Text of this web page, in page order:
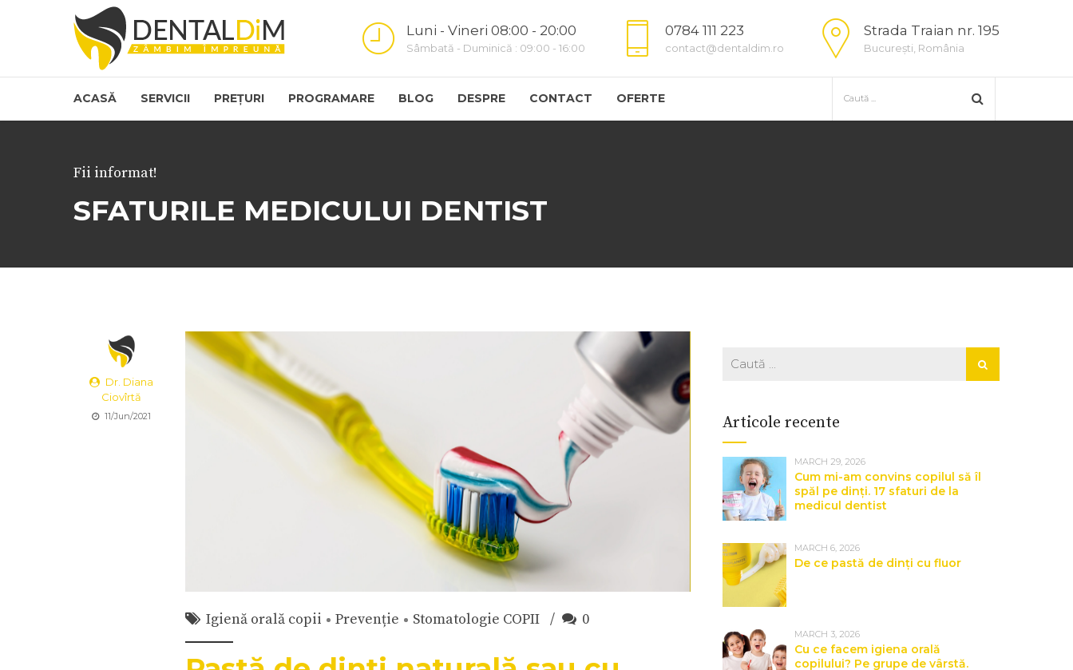
Luni - Vineri 08:00 - 20:00
Sâmbată - Duminică : 09:00 - 16:00
0784 111 223
contact@dentaldim.ro
Strada Traian nr. 195
București, România
ACASĂ SERVICII PREȚURI PROGRAMARE BLOG DESPRE CONTACT OFERTE
Fii informat!
SFATURILE MEDICULUI DENTIST
Dr. Diana
Ciovîrtă
11/Jun/2021
Igienă orală copii Prevenție Stomatologie COPII 0
Articole recente
MARCH 29, 2026
Cum mi-am convins copilul să îl
spăl pe dinți. 17 sfaturi de la
medicul dentist
MARCH 6, 2026
De ce pastă de dinți cu fluor
MARCH 3, 2026
Cu ce facem igiena orală
copilului? Pe grupe de vârstă.